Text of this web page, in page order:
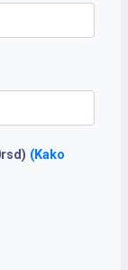
(Kako